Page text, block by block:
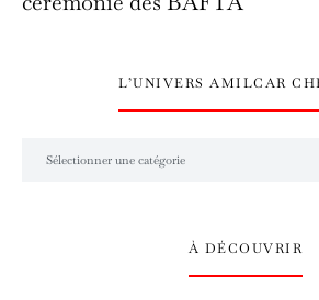
L’UNIVERS AMILCAR
À DÉCOUVRIR